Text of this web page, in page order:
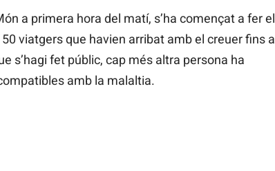
a primera hora del matí, s’ha començat a fer el
viatgers que havien arribat amb el creuer fins a
s’hagi fet públic, cap més altra persona ha
amb la malaltia.